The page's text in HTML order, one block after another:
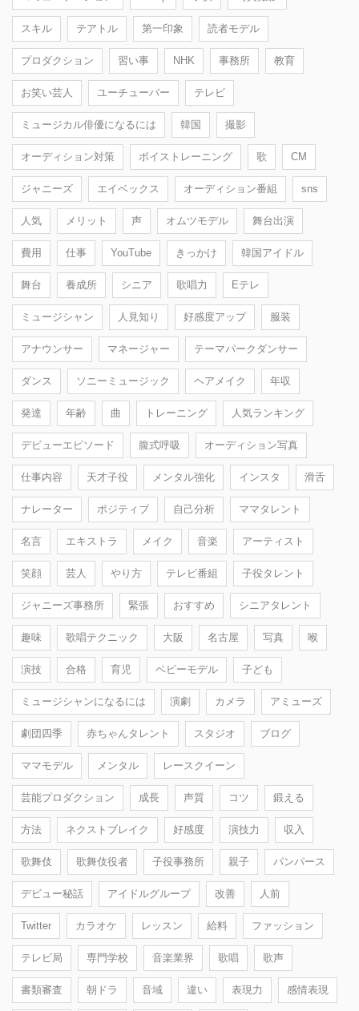
スキル テアトル 第一印象 読者モデル
プロダクション 習い事 NHK 事務所 教育
お笑い芸人 ユーチューバー テレビ
ミュージカル俳優になるには 韓国 撮影
オーディション対策 ボイストレーニング 歌 CM
ジャニーズ エイベックス オーディション番組 sns
人気 メリット 声 オムツモデル 舞台出演
費用 仕事 YouTube きっかけ 韓国アイドル
舞台 養成所 シニア 歌唱力 Eテレ
ミュージシャン 人見知り 好感度アップ 服装
アナウンサー マネージャー テーマパークダンサー
ダンス ソニーミュージック ヘアメイク 年収
発達 年齢 曲 トレーニング 人気ランキング
デビューエピソード 腹式呼吸 オーディション写真
仕事内容 天才子役 メンタル強化 インスタ 滑舌
ナレーター ポジティブ 自己分析 ママタレント
名言 エキストラ メイク 音楽 アーティスト
笑顔 芸人 やり方 テレビ番組 子役タレント
ジャニーズ事務所 緊張 おすすめ シニアタレント
趣味 歌唱テクニック 大阪 名古屋 写真 喉
演技 合格 育児 ベビーモデル 子ども
ミュージシャンになるには 演劇 カメラ アミューズ
劇団四季 赤ちゃんタレント スタジオ ブログ
ママモデル メンタル レースクイーン
芸能プロダクション 成長 声質 コツ 鍛える
方法 ネクストブレイク 好感度 演技力 収入
歌舞伎 歌舞伎役者 子役事務所 親子 パンパース
デビュー秘話 アイドルグループ 改善 人前
Twitter カラオケ レッスン 給料 ファッション
テレビ局 専門学校 音楽業界 歌唱 歌声
書類審査 朝ドラ 音域 違い 表現力 感情表現